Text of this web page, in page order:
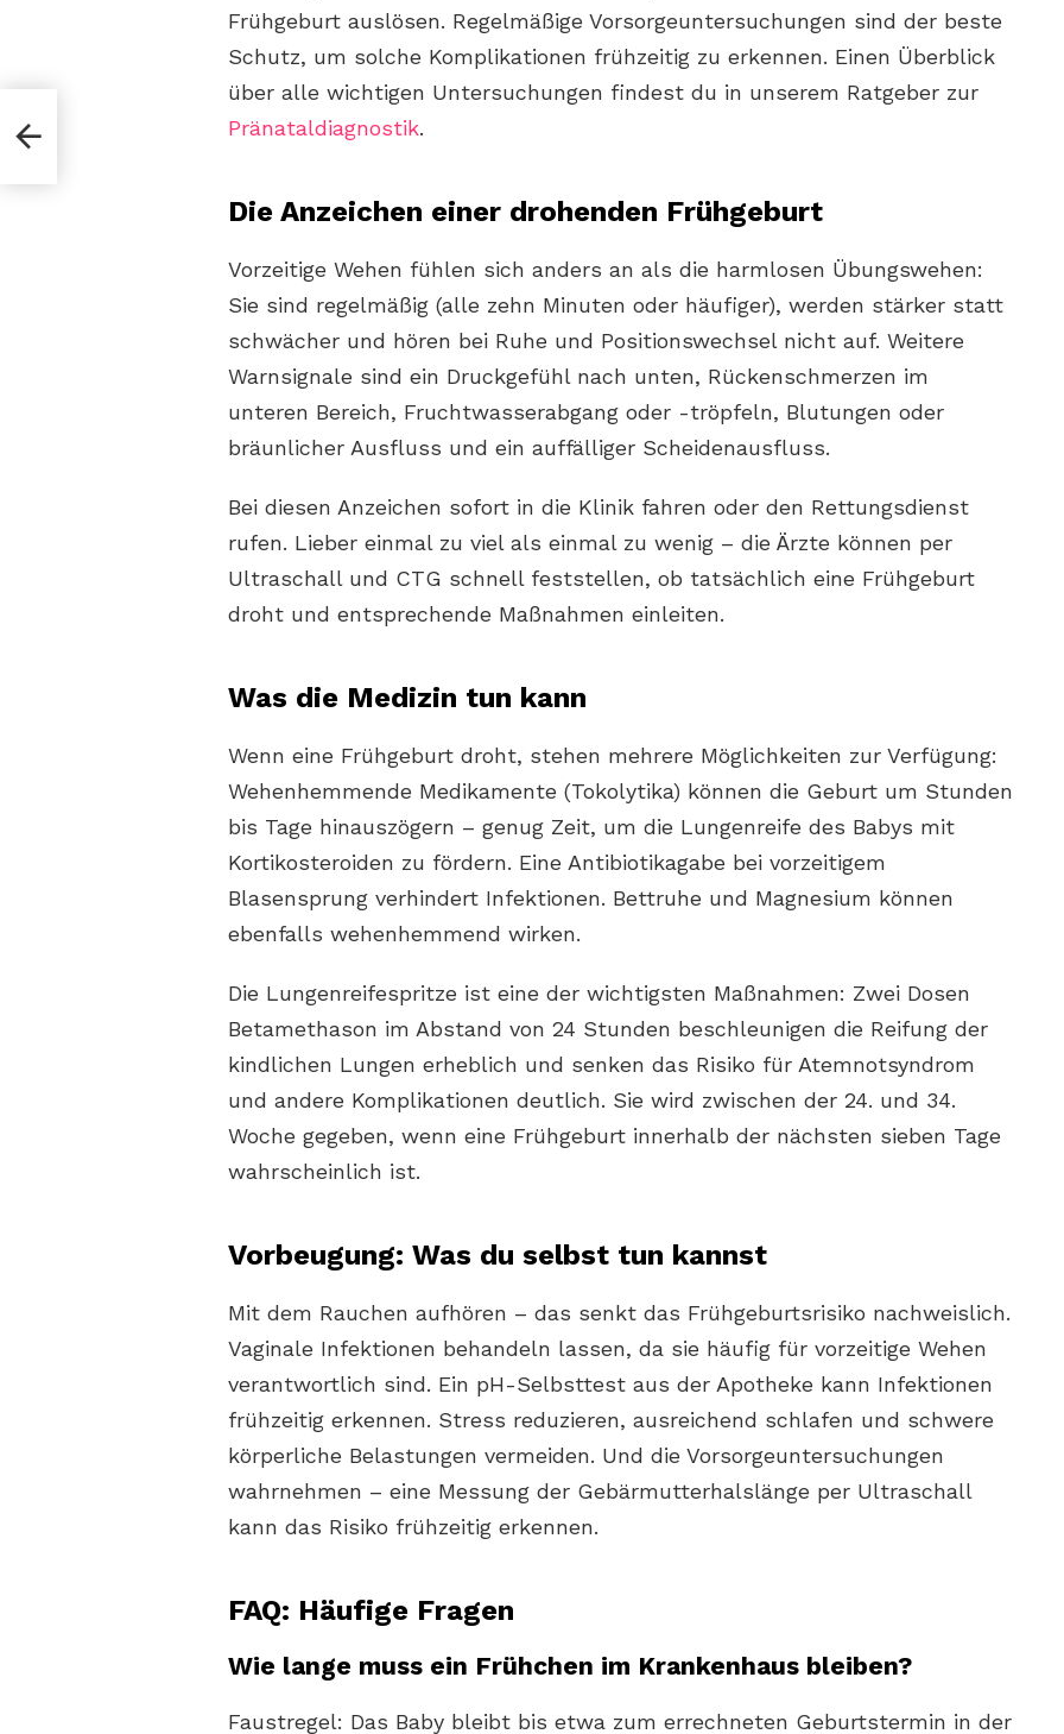
Frühgeburt auslösen. Regelmäßige Vorsorgeuntersuchungen sind der beste
Schutz, um solche Komplikationen frühzeitig zu erkennen. Einen Überblick
über alle wichtigen Untersuchungen findest du in unserem Ratgeber zur
Pränataldiagnostik.
Die Anzeichen einer drohenden Frühgeburt
Vorzeitige Wehen fühlen sich anders an als die harmlosen Übungswehen:
Sie sind regelmäßig (alle zehn Minuten oder häufiger), werden stärker statt
schwächer und hören bei Ruhe und Positionswechsel nicht auf. Weitere
Warnsignale sind ein Druckgefühl nach unten, Rückenschmerzen im
unteren Bereich, Fruchtwasserabgang oder -tröpfeln, Blutungen oder
bräunlicher Ausfluss und ein auffälliger Scheidenausfluss.
Bei diesen Anzeichen sofort in die Klinik fahren oder den Rettungsdienst
rufen. Lieber einmal zu viel als einmal zu wenig – die Ärzte können per
Ultraschall und CTG schnell feststellen, ob tatsächlich eine Frühgeburt
droht und entsprechende Maßnahmen einleiten.
Was die Medizin tun kann
Wenn eine Frühgeburt droht, stehen mehrere Möglichkeiten zur Verfügung:
Wehenhemmende Medikamente (Tokolytika) können die Geburt um Stunden
bis Tage hinauszögern – genug Zeit, um die Lungenreife des Babys mit
Kortikosteroiden zu fördern. Eine Antibiotikagabe bei vorzeitigem
Blasensprung verhindert Infektionen. Bettruhe und Magnesium können
ebenfalls wehenhemmend wirken.
Die Lungenreifespritze ist eine der wichtigsten Maßnahmen: Zwei Dosen
Betamethason im Abstand von 24 Stunden beschleunigen die Reifung der
kindlichen Lungen erheblich und senken das Risiko für Atemnotsyndrom
und andere Komplikationen deutlich. Sie wird zwischen der 24. und 34.
Woche gegeben, wenn eine Frühgeburt innerhalb der nächsten sieben Tage
wahrscheinlich ist.
Vorbeugung: Was du selbst tun kannst
Mit dem Rauchen aufhören – das senkt das Frühgeburtsrisiko nachweislich.
Vaginale Infektionen behandeln lassen, da sie häufig für vorzeitige Wehen
verantwortlich sind. Ein pH-Selbsttest aus der Apotheke kann Infektionen
frühzeitig erkennen. Stress reduzieren, ausreichend schlafen und schwere
körperliche Belastungen vermeiden. Und die Vorsorgeuntersuchungen
wahrnehmen – eine Messung der Gebärmutterhalslänge per Ultraschall
kann das Risiko frühzeitig erkennen.
FAQ: Häufige Fragen
Wie lange muss ein Frühchen im Krankenhaus bleiben?
Faustregel: Das Baby bleibt bis etwa zum errechneten Geburtstermin in der